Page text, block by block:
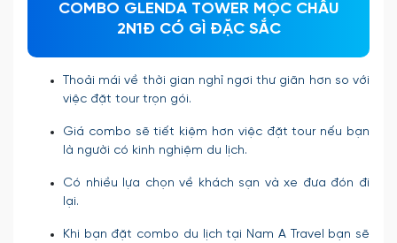
COMBO GLENDA TOWER MỘC CHÂU
2N1Đ CÓ GÌ ĐẶC SẮC
Thoải mái về thời gian nghỉ ngơi thư giãn hơn so với
việc đặt tour trọn gói.
Giá combo sẽ tiết kiệm hơn việc đặt tour nếu bạn
là người có kinh nghiệm du lịch.
Có nhiều lựa chọn về khách sạn và xe đưa đón đi
lại.
Khi bạn đặt combo du lịch tại Nam A Travel bạn sẽ